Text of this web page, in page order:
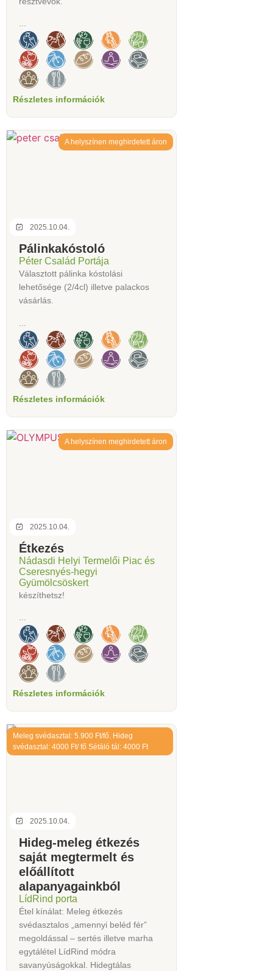
...
Részletes információk
2025.10.04.
A helyszínen meghirdetett áron
Pálinkakóstoló
Péter Család Portája
Választott pálinka kóstolási
lehetősége (2/4cl) illetve palackos
vásárlás.
Részletes információk
2025.10.04.
A helyszínen meghirdetett áron
Étkezés
Nádasdi Helyi Termelői Piac és
Cseresnyés-hegyi
Gyümölcsöskert
készíthetsz!
Részletes információk
2025.10.04.
Meleg svédasztal: 5.900 Ft/fő. Hideg
svédasztal: 4000 Ft/ fő Sétáló tál: 4000 Ft
Hideg-meleg étkezés
saját megtermelt és
előállított
alapanyagainkból
LídRind porta
Étel kínálat: Meleg étkezés
svédasztalos „amennyi beléd fér”
megoldással – sertés illetve marha
egytálétel LídRind módra
savanyúságokkal. Hidegtálas